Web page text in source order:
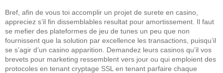
Bref, afin de vous toi accomplir un projet de surete en casino,
appreciez s’il fin dissemblables resultat pour amortissement. Il faut
se mefier des plateformes de jeu de tunes un peu que non
fournissent que la solution par excellence les transactions, puisqu’il
se s’agir d’un casino apparition. Demandez leurs casinos qu’il vos
brevets pour marketing ressemblent vers jour ou qui emploient des
protocoles en tenant cryptage SSL en tenant parfaire chaque